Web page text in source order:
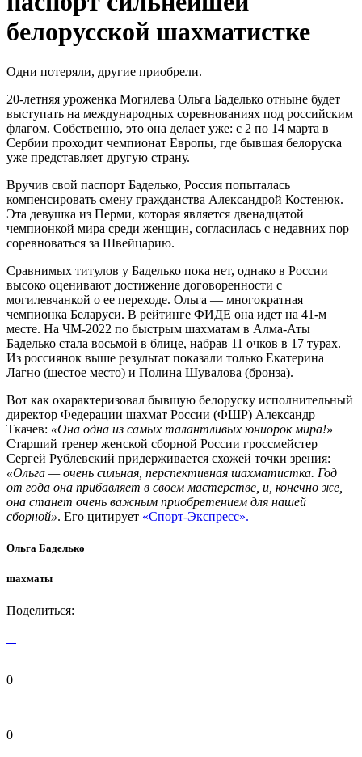
белорусской шахматистке
Одни потеряли, другие приобрели.
20-летняя уроженка Могилева Ольга Баделько отныне будет
выступать на международных соревнованиях под российским
флагом. Собственно, это она делает уже: с 2 по 14 марта в
Сербии проходит чемпионат Европы, где бывшая белоруска
уже представляет другую страну.
Вручив свой паспорт Баделько, Россия попыталась
компенсировать смену гражданства Александрой Костенюк.
Эта девушка из Перми, которая является двенадцатой
чемпионкой мира среди женщин, согласилась с недавних пор
соревноваться за Швейцарию.
Сравнимых титулов у Баделько пока нет, однако в России
высоко оценивают достижение договоренности с
могилевчанкой о ее переходе. Ольга — многократная
чемпионка Беларуси. В рейтинге ФИДЕ она идет на 41-м
месте. На ЧМ-2022 по быстрым шахматам в Алма-Аты
Баделько стала восьмой в блице, набрав 11 очков в 17 турах.
Из россиянок выше результат показали только Екатерина
Лагно (шестое место) и Полина Шувалова (бронза).
Вот как охарактеризовал бывшую белоруску исполнительный
директор Федерации шахмат России (ФШР) Александр
Ткачев: «Она одна из самых талантливых юниорок мира!»
Старший тренер женской сборной России гроссмейстер
Сергей Рублевский придерживается схожей точки зрения:
«Ольга — очень сильная, перспективная шахматистка. Год
от года она прибавляет в своем мастерстве, и, конечно же,
она станет очень важным приобретением для нашей
сборной». Его цитирует «Спорт-Экспресс».
Ольга Баделько
шахматы
Поделиться:
0
0